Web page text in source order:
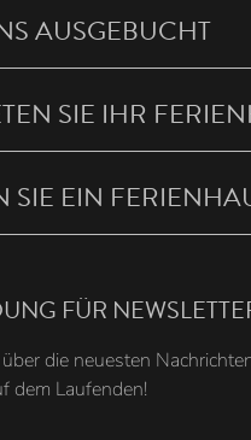
AUSGEBUCHT
SIE IHR
SIE EIN
FÜR
die neuesten
dem Laufenden!